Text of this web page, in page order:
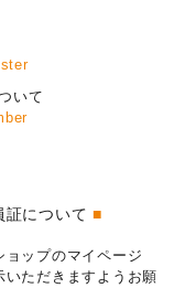
いて
証について■
ップのマイページ
いただきますようお願